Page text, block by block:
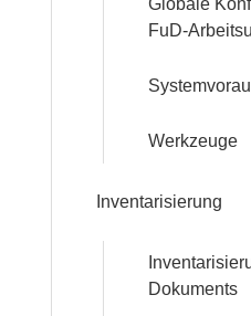
Globale
FuD-
Werkzeuge
Inventarisierung
Dokuments